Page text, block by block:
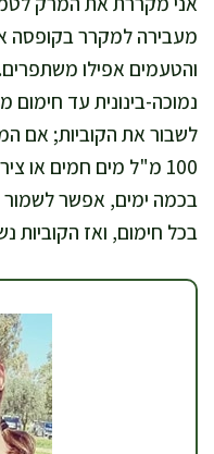
והטעמים אפילו
נמוכה-בינונית עד
100 מ"ל מים חמים או
בכמה ימים, אפשר לשמור
בכל חימום, ואז הקוביות